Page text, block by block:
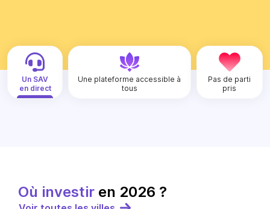
Un SAV
en direct
Une plateforme accessible à
tous
Pas de parti
pris
Où investir en 2026 ?